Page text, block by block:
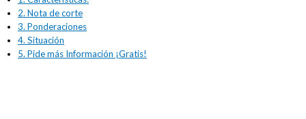
2. Nota de corte
3. Ponderaciones
4. Situación
5. Pide más Información ¡Gratis!